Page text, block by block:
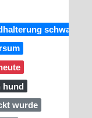
schwarz
hund
wurde